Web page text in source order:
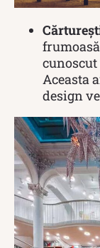
Aceasta
design